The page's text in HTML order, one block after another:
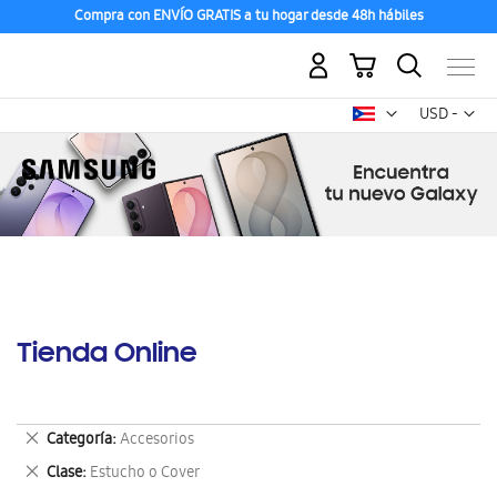
Descubre los Nuevos Galaxy Z Fold8 | Flip8
USD -
dólar
Mi carrito
Tienda Online
Categoría Accesorios
Eliminar
este
artículo
Clase Estucho o Cover
Eliminar